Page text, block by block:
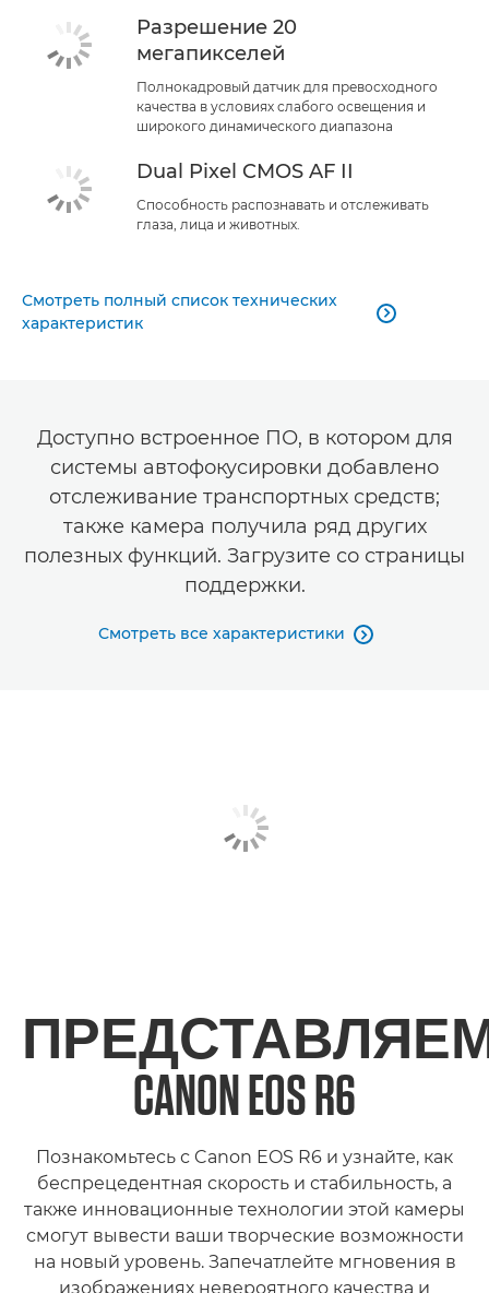
Разрешение 20
мегапикселей
Полнокадровый датчик для превосходного
качества в условиях слабого освещения и
широкого динамического диапазона
Dual Pixel CMOS AF II
Способность распознавать и отслеживать
глаза, лица и животных.
Смотреть полный список технических
характеристик

Доступно встроенное ПО, в котором для
системы автофокусировки добавлено
отслеживание транспортных средств;
также камера получила ряд других
полезных функций. Загрузите со страницы
поддержки.
Смотреть все характеристики 
CANON EOS R6
Познакомьтесь с Canon EOS R6 и узнайте, как
беспрецедентная скорость и стабильность, а
также инновационные технологии этой камеры
смогут вывести ваши творческие возможности
на новый уровень. Запечатлейте мгновения в
изображениях невероятного качества и